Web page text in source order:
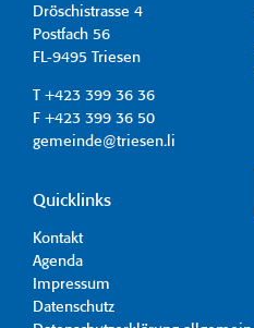
Dröschistrasse 4
Postfach 56
FL-9495 Triesen
T +423 399 36 36
F +423 399 36 50
gemeinde@triesen.li
Quicklinks
Kontakt
Agenda
Impressum
Datenschutz